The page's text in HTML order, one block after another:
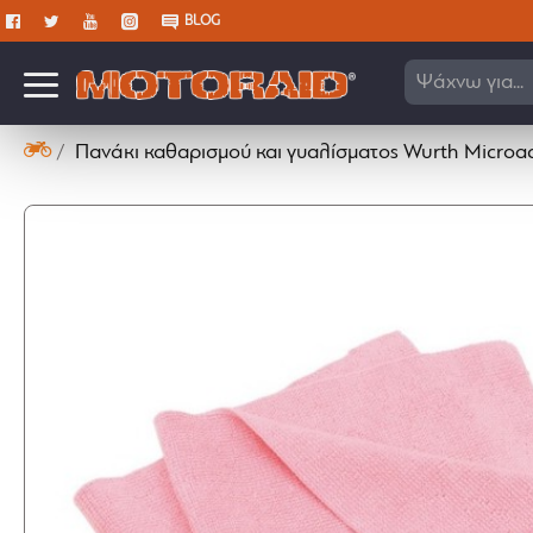
BLOG
Ψάχνω για...
Πανάκι καθαρισμού και γυαλίσματος Wurth